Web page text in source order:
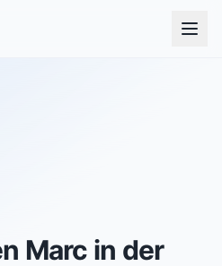
Marc in der